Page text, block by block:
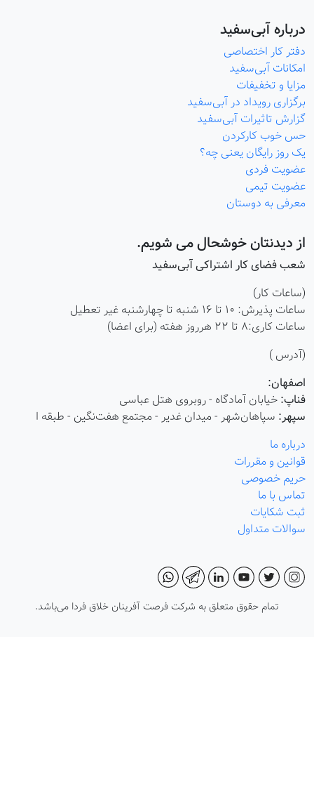
درباره آبی‌سفید
دفتر کار اختصاصی
امکانات آبی‌سفید
مزایا و تخفیفات
برگزاری رویداد در آبی‌سفید
گزارش تاثیرات آبی‌سفید
حس خوب کارکردن
یک روز رایگان یعنی چه؟
عضویت فردی
عضویت تیمی
معرفی به دوستان
از دیدنتان خوشحال می شویم.
شعب فضای کار اشتراکی آبی‌سفید
(ساعات کار)
ساعات پذیرش: ۱۰ تا ۱۶ شنبه تا چهارشنبه غیر تعطیل
ساعات کاری:8 تا 22 هرروز هفته (برای اعضا)
(آدرس )
اصفهان:
فناپ:خیابان آمادگاه - روبروی هتل عباسی
سپهر:سپاهان‌شهر - میدان غدیر - مجتمع هفت‌نگین - طبقه ا
درباره ما
قوانین و مقررات
حریم خصوصی
تماس با ما
ثبت شکایات
سوالات متداول
تمام حقوق متعلق به شرکت فرصت آفرینان خلاق فردا می‌باشد.